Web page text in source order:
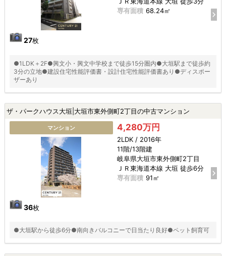
27枚
専有面積 68.24㎡
●1LDK＋2F●興文小・興文中学校まで徒歩15分圏内●大垣駅まで徒歩約
3分の立地●建設住宅性能評価書・設計住宅性能評価書あり●ディスポー
ザーあり
ザ・パークハウス大垣|大垣市東外側町2丁目の中古マンション
マンション
36枚
4,280万円
2LDK / 2016年
11階/13階建
岐阜県大垣市東外側町2丁目
ＪＲ東海道本線 大垣 徒歩6分
専有面積 91㎡
●大垣駅から徒歩6分●南向きバルコニーで日当たり良好●ペット飼育可